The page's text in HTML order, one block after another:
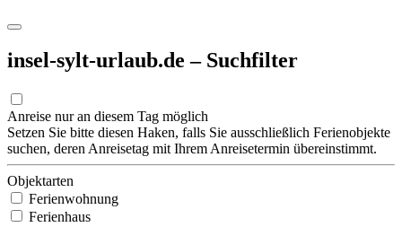
insel-sylt-urlaub.de – Suchfilter
Anreise nur an diesem Tag möglich
Setzen Sie bitte diesen Haken, falls Sie ausschließlich Ferienobjekte
suchen, deren Anreisetag mit Ihrem Anreisetermin übereinstimmt.
Objektarten
Ferienwohnung
Ferienhaus